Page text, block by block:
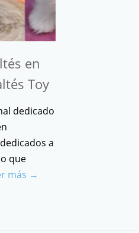
en
Toy
dedicado
a
que
más →